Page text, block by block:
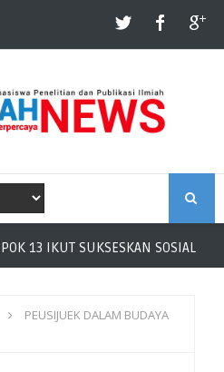
SOSIALISASI POSYANDU
PEUSIJUEK DALAM BUDAYA